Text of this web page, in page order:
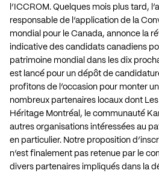
l’ICCROM. Quelques mois plus tard,
responsable de l’application de la
mondial pour le Canada, annonce la
indicative des candidats canadiens
patrimoine mondial dans les dix
est lancé pour un dépôt de
profitons de l’occasion pour monter
nombreux partenaires locaux dont
Héritage Montréal, le communauté
autres organisations intéressées au
en particulier. Notre proposition
n’est finalement pas retenue par le
divers partenaires impliqués dans la